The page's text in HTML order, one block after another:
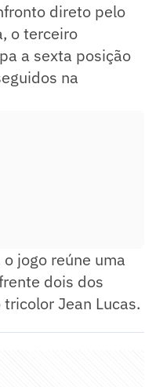
direto pelo
o terceiro
a sexta posição
na
jogo reúne uma
dois dos
Jean Lucas.